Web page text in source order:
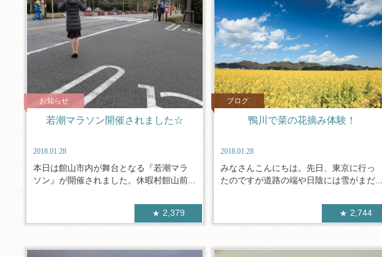
お知らせ
若潮マラソン開催されました☆
2018.01.28
本日は館山市内が舞台となる『若潮マラ
ソン』が開催されました。休暇村館山前...
2,379
ブログ
鴨川で菜の花摘み体験！
2018.01.28
みなさんこんにちは。先日、東京に行っ
たのですが道路の端や日陰には雪がまだ...
2,744